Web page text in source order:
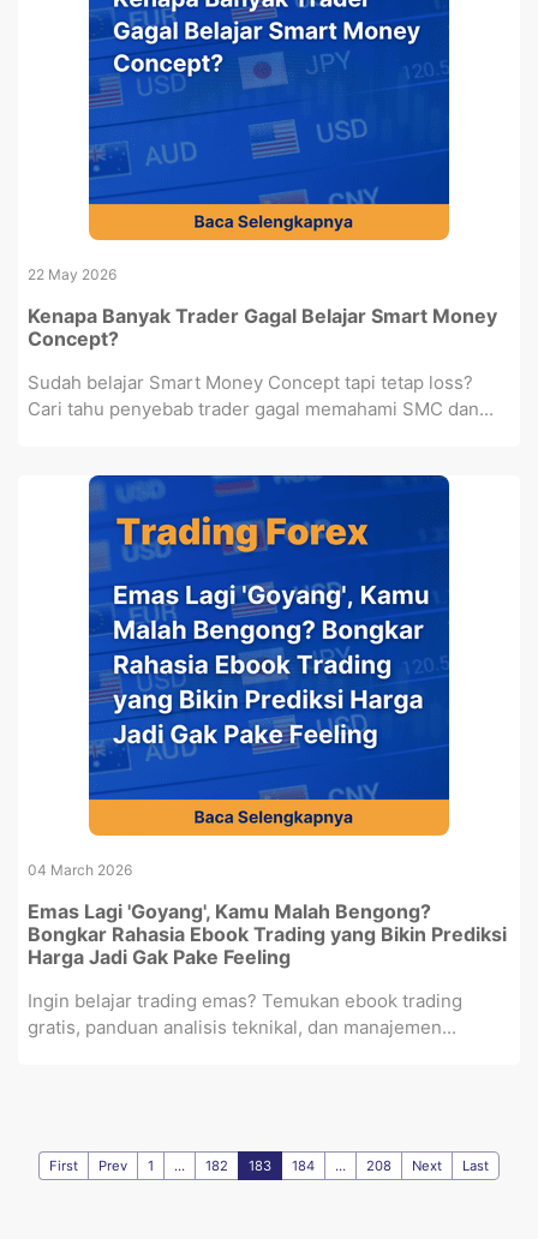
22 May 2026
Kenapa Banyak Trader Gagal Belajar Smart Money
Concept?
Sudah belajar Smart Money Concept tapi tetap loss?
Cari tahu penyebab trader gagal memahami SMC dan...
04 March 2026
Emas Lagi 'Goyang', Kamu Malah Bengong?
Bongkar Rahasia Ebook Trading yang Bikin Prediksi
Harga Jadi Gak Pake Feeling
Ingin belajar trading emas? Temukan ebook trading
gratis, panduan analisis teknikal, dan manajemen...
First Prev 1 ... 182 183 184 ... 208 Next Last